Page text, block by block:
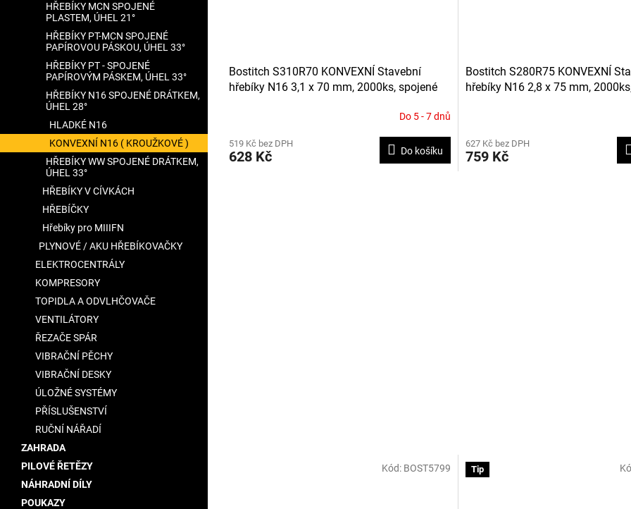
HŘEBÍKY MCN SPOJENÉ
PLASTEM, ÚHEL 21°
HŘEBÍKY PT-MCN SPOJENÉ
PAPÍROVOU PÁSKOU, ÚHEL 33°
HŘEBÍKY PT - SPOJENÉ
PAPÍROVÝM PÁSKEM, ÚHEL 33°
HŘEBÍKY N16 SPOJENÉ DRÁTKEM,
ÚHEL 28°
HLADKÉ N16
KONVEXNÍ N16 ( KROUŽKOVÉ )
HŘEBÍKY WW SPOJENÉ DRÁTKEM,
ÚHEL 33°
HŘEBÍKY V CÍVKÁCH
HŘEBÍČKY
Hřebíky pro MIIIFN
PLYNOVÉ / AKU HŘEBÍKOVAČKY
ELEKTROCENTRÁLY
KOMPRESORY
TOPIDLA A ODVLHČOVAČE
VENTILÁTORY
ŘEZAČE SPÁR
VIBRAČNÍ PĚCHY
VIBRAČNÍ DESKY
ÚLOŽNÉ SYSTÉMY
PŘÍSLUŠENSTVÍ
RUČNÍ NÁŘADÍ
ZAHRADA
PILOVÉ ŘETĚZY
NÁHRADNÍ DÍLY
POUKAZY
Bostitch S310R70 KONVEXNÍ Stavební
hřebíky N16 3,1 x 70 mm, 2000ks, spojené
Do 5 - 7 dnů
519 Kč bez DPH
628 Kč Do košíku
Bostitch S280R75 KONVEXNÍ
hřebíky N16 2,8 x 75 mm,
627 Kč bez DPH
759 Kč
Kód: BOST5799 Tip